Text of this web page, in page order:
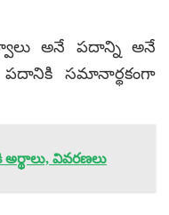
అనే పదాన్ని అనే
పదానికి సమానార్థకంగా
వివరణలు